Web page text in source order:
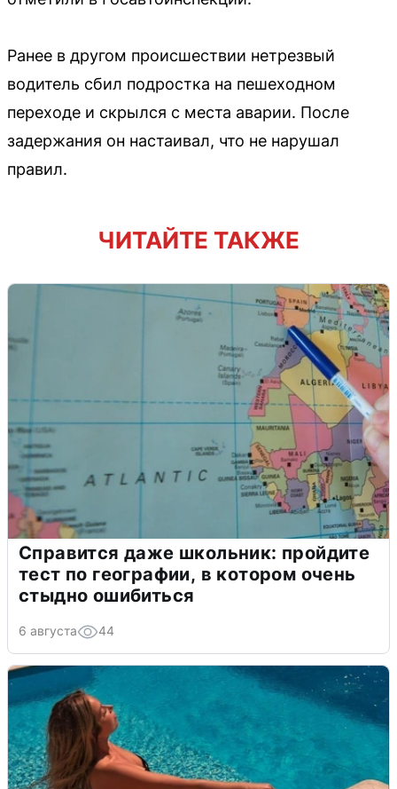
Ранее в другом происшествии нетрезвый
водитель сбил подростка на пешеходном
переходе и скрылся с места аварии. После
задержания он настаивал, что не нарушал
правил.
ЧИТАЙТЕ ТАКЖЕ
Справится даже школьник: пройдите
тест по географии, в котором очень
стыдно ошибиться
6 августа 44